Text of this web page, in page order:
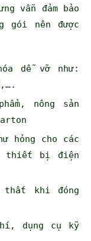
vẫn đảm bảo
gói nên được
dễ vỡ như:
nông sản
hỏng cho các
thiết bị điện
khi đóng
dụng cụ kỹ